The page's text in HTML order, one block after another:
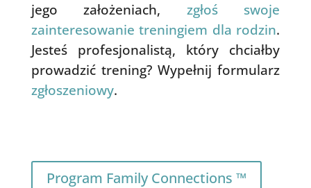
jego założeniach, zgłoś swoje
zainteresowanie treningiem dla rodzin.
Jesteś profesjonalistą, który chciałby
prowadzić trening? Wypełnij formularz
zgłoszeniowy.
Program Family Connections ™